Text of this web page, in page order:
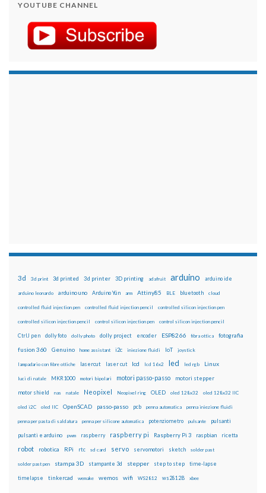
YOUTUBE CHANNEL
3d 3d print 3d printed 3d printer 3D printing adafruit arduino arduino ide
arduino leonardo arduino uno Arduino Yún arm Attiny85 BLE bluetooth cloud
controlled fluid injection pen controlled fluid injection pencil controlled silicon injection pen
controlled silicon injection pencil control silicon injection pen control silicon injection pencil
CtrlJ pen dolly foto dolly photo dolly project encoder ESP8266 fibra ottica fotografia
fusion 360 Genuino home assistant i2c iniezione fluidi IoT joystick
lampadario con fibre ottiche lasercut laser cut lcd lcd 16x2 led led rgb Linux
luci di natale MKR1000 motori bipolari motori passo-passo motori stepper
motor shield nas natale Neopixel Neopixel ring OLED oled 128x32 oled 128x32 IIC
oled i2C oled IIC OpenSCAD passo-passo pcb penna automatica penna iniezione fluidi
penna per pasta di saldatura penna per silicone automatica potenziometro pulsante pulsanti
pulsanti e arduino pwm raspberry raspberry pi Raspberry Pi 3 raspbian ricetta
robot robotica RPi rtc sd card servo servomotori sketch solder past
solder past pen stampa 3D stampante 3d stepper step to step time-lapse
timelapse tinkercad wemake wemos wifi WS2812 ws2812B xbee